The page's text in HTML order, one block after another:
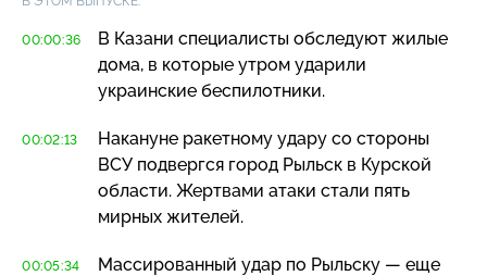
00:00:36
В Казани специалисты обследуют жилые
дома, в которые утром ударили
украинские беспилотники.
00:02:13
Накануне ракетному удару со стороны
ВСУ подвергся город Рыльск в Курской
области. Жертвами атаки стали пять
мирных жителей.
00:05:34
Массированный удар по Рыльску — еще